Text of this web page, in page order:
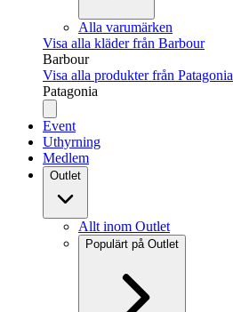
Alla varumärken
Visa alla kläder från Barbour
Barbour
Visa alla produkter från Patagonia
Patagonia
Event
Uthyrning
Medlem
Outlet
Allt inom Outlet
Populärt på Outlet